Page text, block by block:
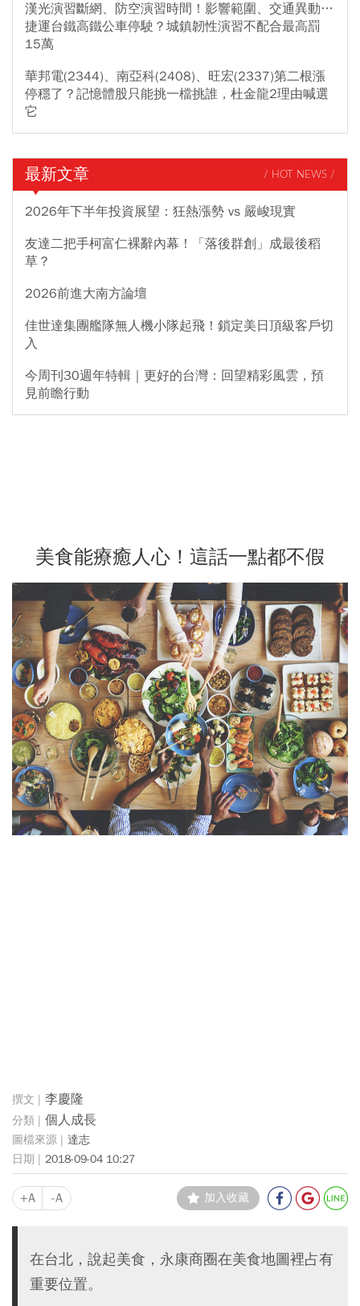
漢光演習斷網、防空演習時間！影響範圍、交通異動…
捷運台鐵高鐵公車停駛？城鎮韌性演習不配合最高罰
15萬
華邦電(2344)、南亞科(2408)、旺宏(2337)第二根漲
停穩了？記憶體股只能挑一檔挑誰，杜金龍2理由喊選
它
最新文章 / HOT NEWS /
2026年下半年投資展望：狂熱漲勢 vs 嚴峻現實
友達二把手柯富仁裸辭內幕！「落後群創」成最後稻
草？
2026前進大南方論壇
佳世達集團艦隊無人機小隊起飛！鎖定美日頂級客戶切
入
今周刊30週年特輯｜更好的台灣：回望精彩風雲，預
見前瞻行動
美食能療癒人心！這話一點都不假
李慶隆
個人成長
達志
2018-09-04 10:27
+A -A 加入收藏
在台北，說起美食，永康商圈在美食地圖裡占有
重要位置。